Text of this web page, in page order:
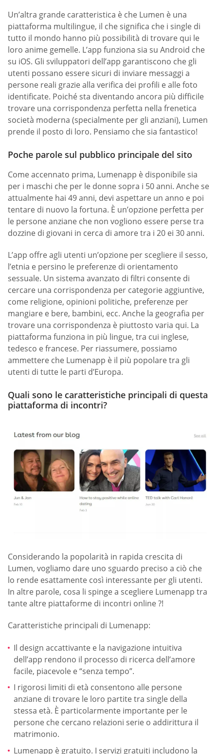
Un’altra grande caratteristica è che Lumen è una
piattaforma multilingue, il che significa che i single di
tutto il mondo hanno più possibilità di trovare qui le
loro anime gemelle. L’app funziona sia su Android che
su iOS. Gli sviluppatori dell’app garantiscono che gli
utenti possano essere sicuri di inviare messaggi a
persone reali grazie alla verifica dei profili e alle foto
identificate. Poiché sta diventando ancora più difficile
trovare una corrispondenza perfetta nella frenetica
società moderna (specialmente per gli anziani), Lumen
prende il posto di loro. Pensiamo che sia fantastico!
Poche parole sul pubblico principale del sito
Come accennato prima, Lumenapp è disponibile sia
per i maschi che per le donne sopra i 50 anni. Anche se
attualmente hai 49 anni, devi aspettare un anno e poi
tentare di nuovo la fortuna. È un’opzione perfetta per
le persone anziane che non vogliono essere perse tra
dozzine di giovani in cerca di amore tra i 20 ei 30 anni.
L’app offre agli utenti un’opzione per scegliere il sesso,
l’etnia e persino le preferenze di orientamento
sessuale. Un sistema avanzato di filtri consente di
cercare una corrispondenza per categorie aggiuntive,
come religione, opinioni politiche, preferenze per
mangiare e bere, bambini, ecc. Anche la geografia per
trovare una corrispondenza è piuttosto varia qui. La
piattaforma funziona in più lingue, tra cui inglese,
tedesco e francese. Per riassumere, possiamo
ammettere che Lumenapp è il più popolare tra gli
utenti di tutte le parti d’Europa.
Quali sono le caratteristiche principali di questa
piattaforma di incontri?
Considerando la popolarità in rapida crescita di
Lumen, vogliamo dare uno sguardo preciso a ciò che
lo rende esattamente così interessante per gli utenti.
In altre parole, cosa li spinge a scegliere Lumenapp tra
tante altre piattaforme di incontri online ?!
Caratteristiche principali di Lumenapp:
Il design accattivante e la navigazione intuitiva
dell’app rendono il processo di ricerca dell’amore
facile, piacevole e “senza tempo”.
I rigorosi limiti di età consentono alle persone
anziane di trovare le loro partite tra single della
stessa età. È particolarmente importante per le
persone che cercano relazioni serie o addirittura il
matrimonio.
Lumenapp è gratuito. I servizi gratuiti includono la